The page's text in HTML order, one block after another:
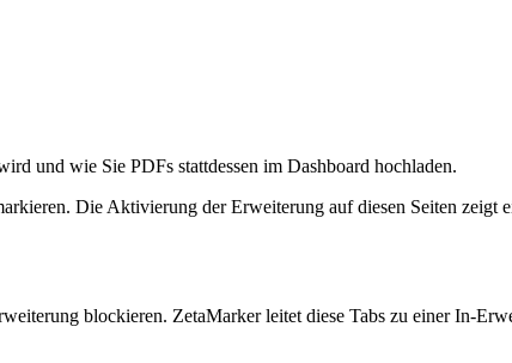
und wie Sie PDFs stattdessen im Dashboard hochladen.
Die Aktivierung der Erweiterung auf diesen Seiten zeigt
blockieren. ZetaMarker leitet diese Tabs zu einer In-